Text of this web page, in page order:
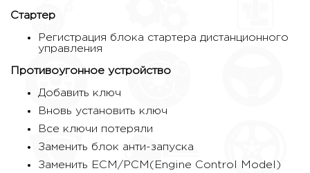
Стартер
Регистрация блока стартера дистанционного
управления
Противоугонное устройство
Добавить ключ
Вновь установить ключ
Все ключи потеряли
Заменить блок анти-запуска
Заменить ECM/PCM(Engine Control Model)